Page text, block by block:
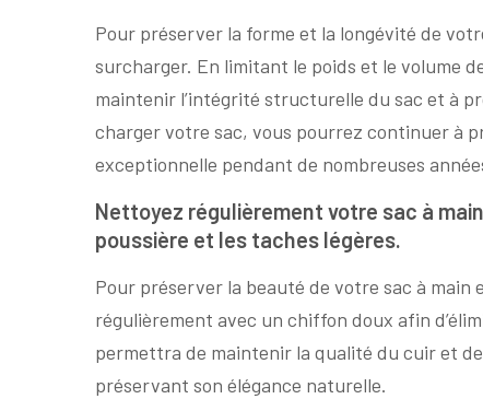
Pour préserver la forme et la longévité de
surcharger. En limitant le poids et le volume
maintenir l’intégrité structurelle du sac et à
charger votre sac, vous pourrez continuer à
exceptionnelle pendant de nombreuses
Nettoyez régulièrement votre sac à
poussière et les taches légères.
Pour préserver la beauté de votre sac à
régulièrement avec un chiffon doux afin
permettra de maintenir la qualité du cuir et
préservant son élégance naturelle.